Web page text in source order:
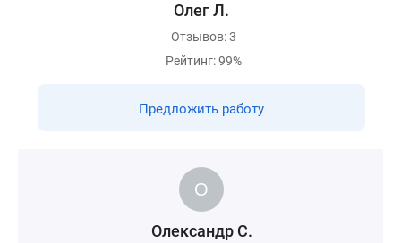
Олег Л.
Отзывов: 3
Рейтинг: 99%
Предложить работу
Олександр С.